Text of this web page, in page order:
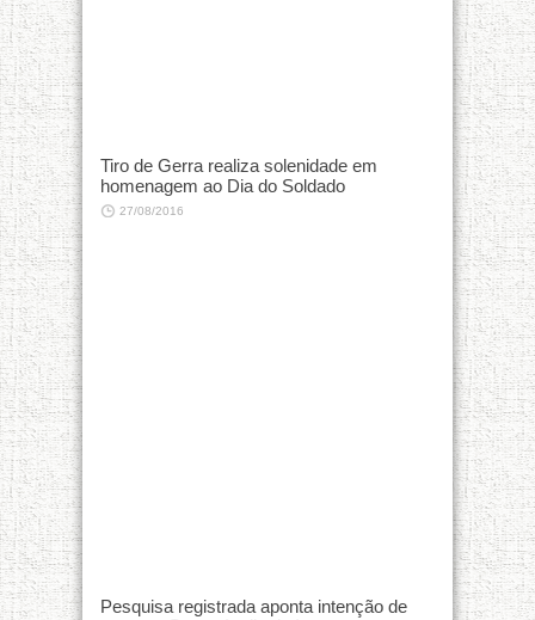
Tiro de Gerra realiza solenidade em
homenagem ao Dia do Soldado
27/08/2016
Pesquisa registrada aponta intenção de